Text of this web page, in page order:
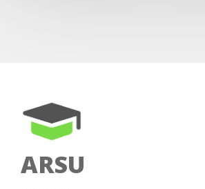
Management
Foundation
ARSU